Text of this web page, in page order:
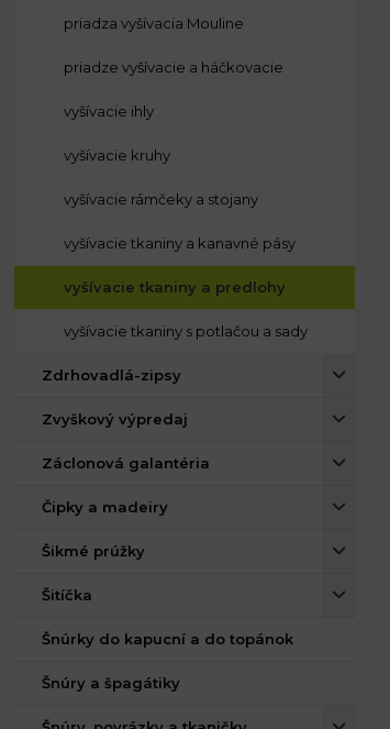
priadza vyšívacia Mouline
priadze vyšívacie a háčkovacie
vyšívacie ihly
vyšívacie kruhy
vyšívacie rámčeky a stojany
vyšívacie tkaniny a kanavné pásy
vyšívacie tkaniny a predlohy
vyšívacie tkaniny s potlačou a sady
Zdrhovadlá-zipsy
Zvyškový výpredaj
Záclonová galantéria
Čipky a madeiry
Šikmé prúžky
Šitíčka
Šnúrky do kapucní a do topánok
Šnúry a špagátiky